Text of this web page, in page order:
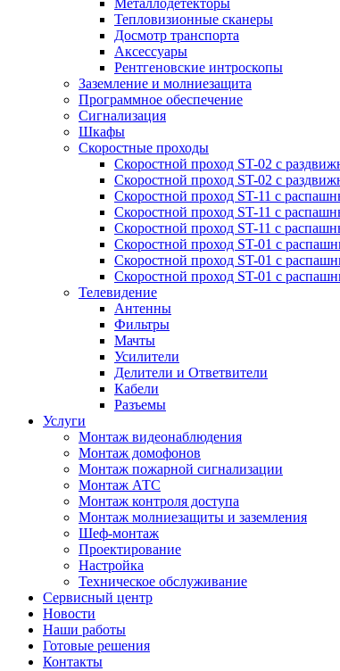
Металлодетекторы
Тепловизионные сканеры
Досмотр транспорта
Аксессуары
Рентгеновские интроскопы
Заземление и молниезащита
Программное обеспечение
Сигнализация
Шкафы
Скоростные проходы
Скоростной проход ST-02 с
Скоростной проход ST-02 с
Скоростной проход ST-11 с
Скоростной проход ST-11 с
Скоростной проход ST-11 с
Скоростной проход ST-01 с
Скоростной проход ST-01 с
Скоростной проход ST-01 с
Телевидение
Антенны
Фильтры
Мачты
Усилители
Делители и Ответвители
Кабели
Разъемы
Услуги
Монтаж видеонаблюдения
Монтаж домофонов
Монтаж пожарной сигнализации
Монтаж АТС
Монтаж контроля доступа
Монтаж молниезащиты и заземления
Шеф-монтаж
Проектирование
Настройка
Техническое обслуживание
Сервисный центр
Новости
Наши работы
Готовые решения
Контакты